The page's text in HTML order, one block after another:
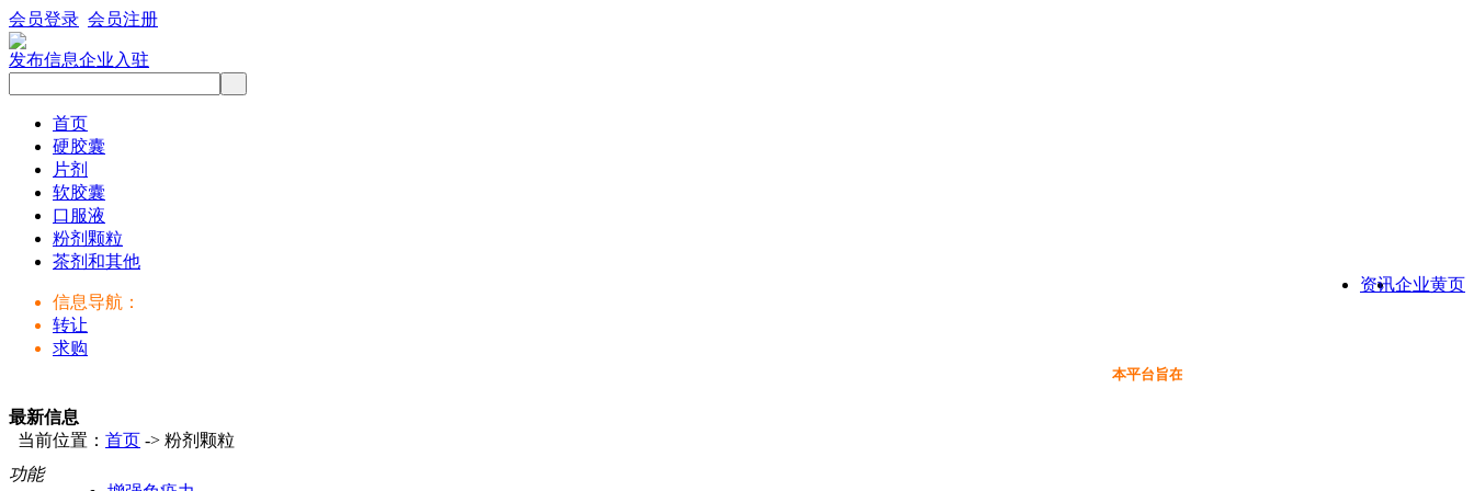
会员登录 会员注册
发布信息企业入驻
首页
硬胶囊
片剂
软胶囊
口服液
粉剂颗粒
茶剂和其他
企业黄页
资讯
信息导航：
转让
求购
本平台旨在为保健品行业提供一个信息免费展示交流互
最新信息
当前位置： 首页 -> 粉剂颗粒
功能